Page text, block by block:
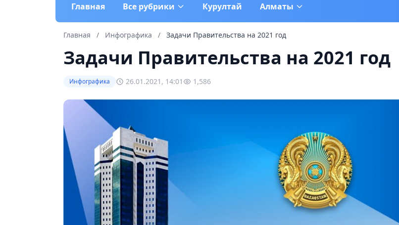
Главная Все рубрики Курултай Алматы
Главная / Инфографика / Задачи Правительства на 2021 год
Задачи Правительства на 2021 год
Инфографика 26.01.2021, 14:01 1,586